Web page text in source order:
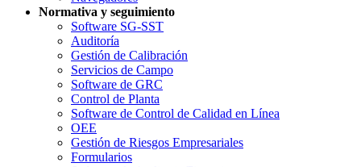
Normativa y seguimiento
Software SG-SST
Auditoría
Gestión de Calibración
Servicios de Campo
Software de GRC
Control de Planta
Software de Control de Calidad en Línea
OEE
Gestión de Riesgos Empresariales
Formularios